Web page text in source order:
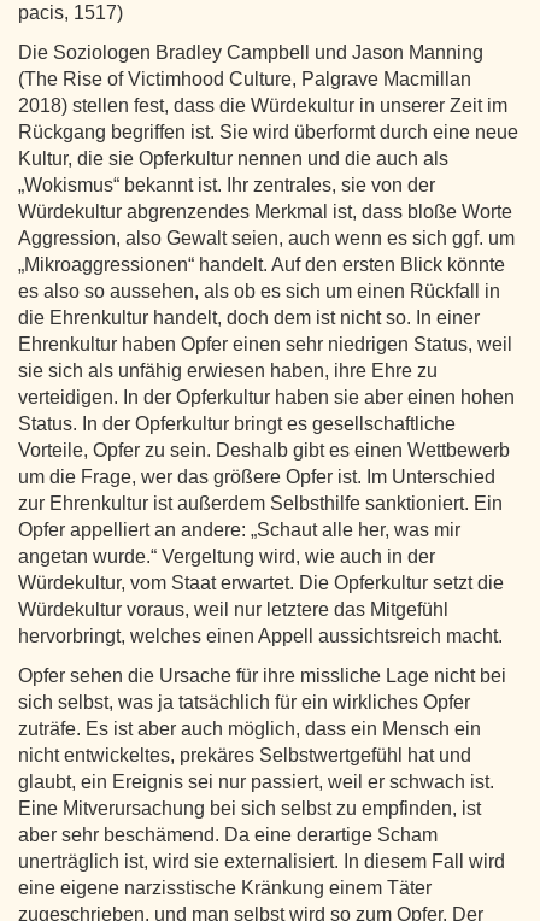
pacis, 1517)
Die Soziologen Bradley Campbell und Jason Manning
(The Rise of Victimhood Culture, Palgrave Macmillan
2018) stellen fest, dass die Würdekultur in unserer Zeit im
Rückgang begriffen ist. Sie wird überformt durch eine neue
Kultur, die sie Opferkultur nennen und die auch als
„Wokismus“ bekannt ist. Ihr zentrales, sie von der
Würdekultur abgrenzendes Merkmal ist, dass bloße Worte
Aggression, also Gewalt seien, auch wenn es sich ggf. um
„Mikroaggressionen“ handelt. Auf den ersten Blick könnte
es also so aussehen, als ob es sich um einen Rückfall in
die Ehrenkultur handelt, doch dem ist nicht so. In einer
Ehrenkultur haben Opfer einen sehr niedrigen Status, weil
sie sich als unfähig erwiesen haben, ihre Ehre zu
verteidigen. In der Opferkultur haben sie aber einen hohen
Status. In der Opferkultur bringt es gesellschaftliche
Vorteile, Opfer zu sein. Deshalb gibt es einen Wettbewerb
um die Frage, wer das größere Opfer ist. Im Unterschied
zur Ehrenkultur ist außerdem Selbsthilfe sanktioniert. Ein
Opfer appelliert an andere: „Schaut alle her, was mir
angetan wurde.“ Vergeltung wird, wie auch in der
Würdekultur, vom Staat erwartet. Die Opferkultur setzt die
Würdekultur voraus, weil nur letztere das Mitgefühl
hervorbringt, welches einen Appell aussichtsreich macht.
Opfer sehen die Ursache für ihre missliche Lage nicht bei
sich selbst, was ja tatsächlich für ein wirkliches Opfer
zuträfe. Es ist aber auch möglich, dass ein Mensch ein
nicht entwickeltes, prekäres Selbstwertgefühl hat und
glaubt, ein Ereignis sei nur passiert, weil er schwach ist.
Eine Mitverursachung bei sich selbst zu empfinden, ist
aber sehr beschämend. Da eine derartige Scham
unerträglich ist, wird sie externalisiert. In diesem Fall wird
eine eigene narzisstische Kränkung einem Täter
zugeschrieben, und man selbst wird so zum Opfer. Der